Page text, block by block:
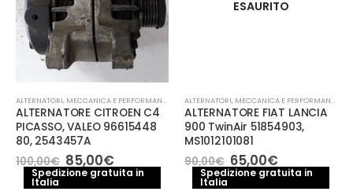
ALTERNATORI, MECCANICA E PERFORMANCE
ALTERNATORE CITROEN C4
PICASSO, VALEO 96615448
80, 2543457A
100,00€ Il
prezzo
originale
85,00€Il
prezzo
attuale
Spedizione gratuita in
Italia
ESAURITO
ALTERNATORI, MECCANICA E PERFORMANCE
ALTERNATORE FIAT LANCIA
900 TwinAir 51854903,
MS1012101081
90,00€ Il
prezzo
originale
65,00€Il
prezzo
attuale
Spedizione gratuita in
Italia